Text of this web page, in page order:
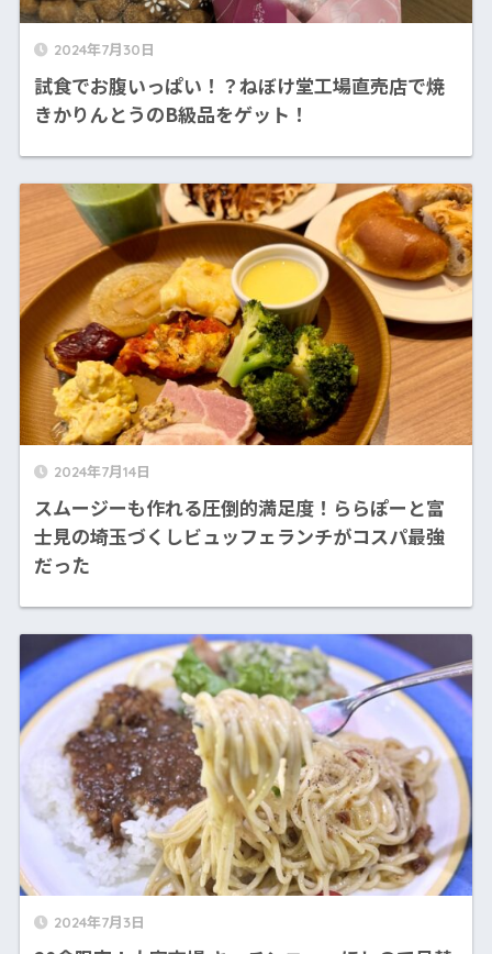
2024年7月30日
試食でお腹いっぱい！？ねぼけ堂工場直売店で焼
きかりんとうのB級品をゲット！
2024年7月14日
スムージーも作れる圧倒的満足度！ららぽーと富
士見の埼玉づくしビュッフェランチがコスパ最強
だった
2024年7月3日